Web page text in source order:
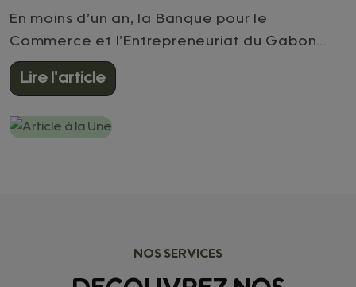
En moins d’un an, la Banque pour le
Commerce et l’Entrepreneuriat du Gabon
(BCEG) s’impose comme un acteur structurant
du financement de proximité. Avec une offre
possible par les dispositifs CATR et FAMAD,
Lire l'article
NOS SERVICES